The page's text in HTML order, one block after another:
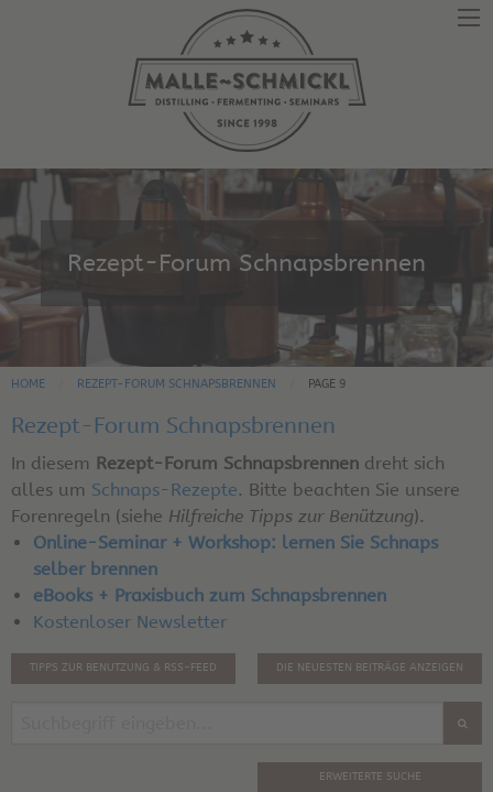
Rezept-Forum Schnapsbrennen
HOME REZEPT-FORUM SCHNAPSBRENNEN PAGE 9
Rezept-Forum Schnapsbrennen
In diesem Rezept-Forum Schnapsbrennen dreht sich
alles um Schnaps-Rezepte. Bitte beachten Sie unsere
Forenregeln (siehe Hilfreiche Tipps zur Benützung).
Online-Seminar + Workshop: lernen Sie Schnaps
selber brennen
eBooks + Praxisbuch zum Schnapsbrennen
Kostenloser Newsletter
TIPPS ZUR BENUTZUNG & RSS-FEED DIE NEUESTEN BEITRÄGE ANZEIGEN
ERWEITERTE SUCHE